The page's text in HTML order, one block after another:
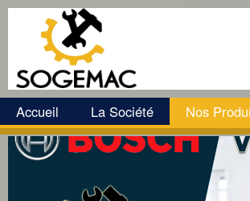
Accueil La Société Nos